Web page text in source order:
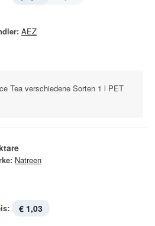
AEZ
Tea verschiedene Sorten 1 l PET
Natreen
€ 1,03